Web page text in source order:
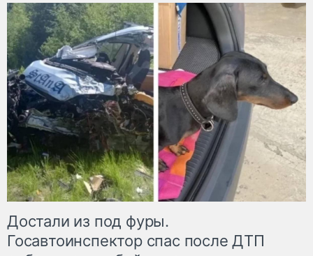
Достали из под фуры.
Госавтоинспектор спас после ДТП